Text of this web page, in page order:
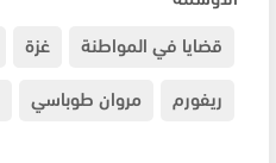
قضايا في المواطنة
غزة
ريفورم
مروان طوباسي